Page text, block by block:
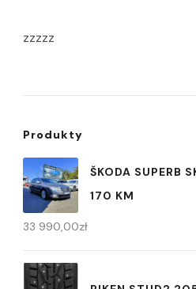
zzzzz
Produkty
ŠKODA SUPERB
170 KM
33 990,00zł